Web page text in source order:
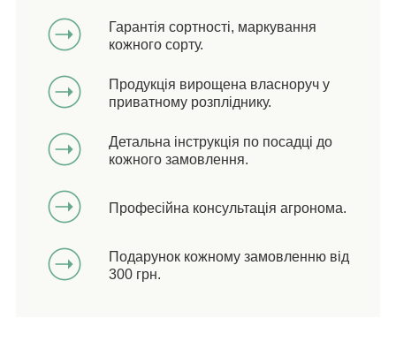
Гарантія сортності, маркування
кожного сорту.
Продукція вирощена власноруч у
приватному розпліднику.
Детальна інструкція по посадці до
кожного замовлення.
Професійна консультація агронома.
Подарунок кожному замовленню від
300 грн.